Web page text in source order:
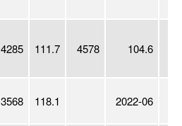
4285 111.7 4578 104.6
3568 118.1 2022-06